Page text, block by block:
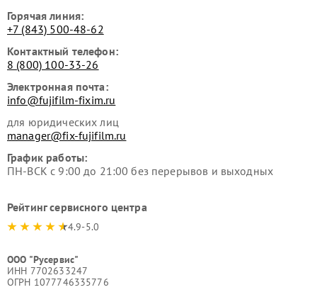
Горячая линия:
+7 (843) 500-48-62
Контактный телефон:
8 (800) 100-33-26
Электронная почта:
info@fujifilm-fixim.ru
для юридических лиц
manager@fix-fujifilm.ru
График работы:
ПН-ВСК с 9:00 до 21:00 без перерывов и выходных
Рейтинг сервисного центра
4.9-5.0
ООО "Русервис"
ИНН 7702633247
ОГРН 1077746335776